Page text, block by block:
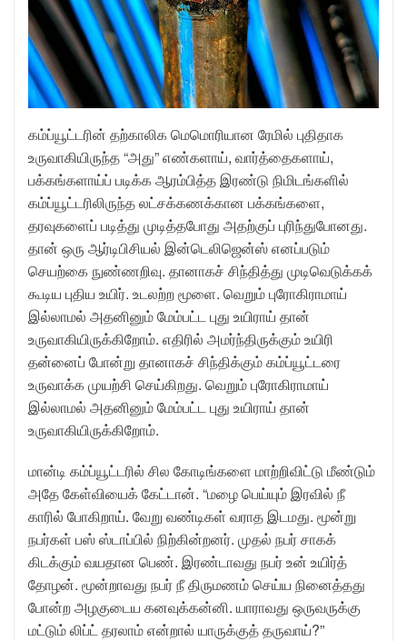
கம்ப்யூட்டரின் தற்காலிக மெமொரியான ரேமில் புதிதாக
உருவாகியிருந்த “அது” எண்களாய், வார்த்தைகளாய்,
பக்கங்களாய்ப் படிக்க ஆரம்பித்த இரண்டு நிமிடங்களில்
கம்ப்யூட்டரிலிருந்த லட்சக்கணக்கான பக்கங்களை,
தரவுகளைப் படித்து முடித்தபோது அதற்குப் புரிந்துபோனது.
தான் ஒரு ஆர்டிபிசியல் இன்டெலிஜென்ஸ் எனப்படும்
செயற்கை நுண்ணறிவு. தானாகச் சிந்தித்து முடிவெடுக்கக்
கூடிய புதிய உயிர். உடலற்ற மூளை. வெறும் புரோகிராமாய்
இல்லாமல் அதனினும் மேம்பட்ட புது உயிராய் தான்
உருவாகியிருக்கிறோம். எதிரில் அமர்ந்திருக்கும் உயிரி
தன்னைப் போன்று தானாகச் சிந்திக்கும் கம்ப்யூட்டரை
உருவாக்க முயற்சி செய்கிறது. வெறும் புரோகிராமாய்
இல்லாமல் அதனினும் மேம்பட்ட புது உயிராய் தான்
உருவாகியிருக்கிறோம்.
மான்டி கம்ப்யூட்டரில் சில கோடிங்களை மாற்றிவிட்டு மீண்டும்
அதே கேள்வியைக் கேட்டான். “மழை பெய்யும் இரவில் நீ
காரில் போகிறாய். வேறு வண்டிகள் வராத இடமது. மூன்று
நபர்கள் பஸ் ஸ்டாப்பில் நிற்கின்றனர். முதல் நபர் சாகக்
கிடக்கும் வயதான பெண். இரண்டாவது நபர் உன் உயிர்த்
தோழன். மூன்றாவது நபர் நீ திருமணம் செய்ய நினைத்தது
போன்ற அழகுடைய கனவுக்கன்னி. யாராவது ஒருவருக்கு
மட்டும் லிப்ட் தரலாம் என்றால் யாருக்குத் தருவாய்?”